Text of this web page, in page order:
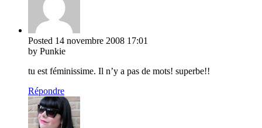
Posted 14 novembre 2008 17:01
by Punkie
tu est féminissime. Il n’y a pas de mots! superbe!!
Répondre